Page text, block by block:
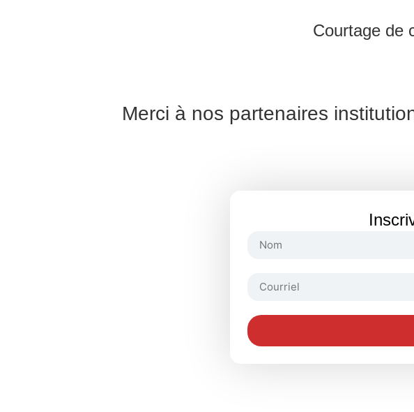
Courtage de
Merci à nos partenaires